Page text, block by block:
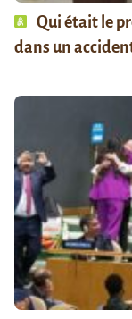
Qui était le
dans un